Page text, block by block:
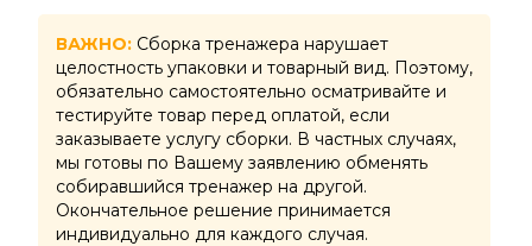
ВАЖНО: Сборка тренажера нарушает
целостность упаковки и товарный вид. Поэтому,
обязательно самостоятельно осматривайте и
тестируйте товар перед оплатой, если
заказываете услугу сборки. В частных случаях,
мы готовы по Вашему заявлению обменять
собиравшийся тренажер на другой.
Окончательное решение принимается
индивидуально для каждого случая.